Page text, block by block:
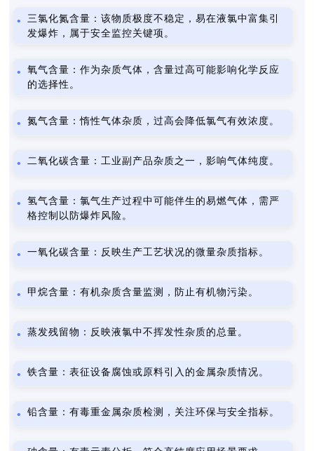
三氯化氮含量：该物质极度不稳定，易在液氯中富集引
发爆炸，属于安全监控关键项。
氧气含量：作为杂质气体，含量过高可能影响化学反应
的选择性。
氮气含量：惰性气体杂质，过高会降低氯气有效浓度。
二氧化碳含量：工业副产品杂质之一，影响气体纯度。
氢气含量：氯气生产过程中可能伴生的易燃气体，需严
格控制以防爆炸风险。
一氧化碳含量：反映生产工艺状况的微量杂质指标。
甲烷含量：有机杂质含量监测，防止有机物污染。
蒸发残留物：反映液氯中不挥发性杂质的总量。
铁含量：表征设备腐蚀或原料引入的金属杂质情况。
铅含量：有毒重金属杂质检测，关注环保与安全指标。